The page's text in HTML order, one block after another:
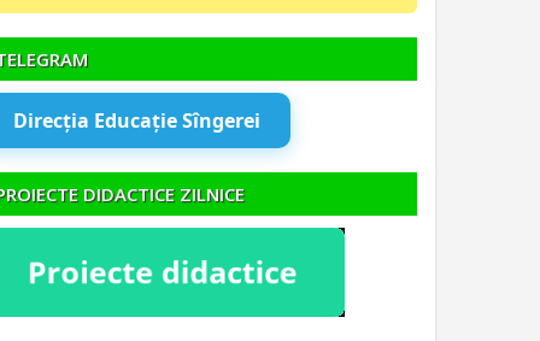
Direcția Educație Sîngerei
DIDACTICE ZILNICE